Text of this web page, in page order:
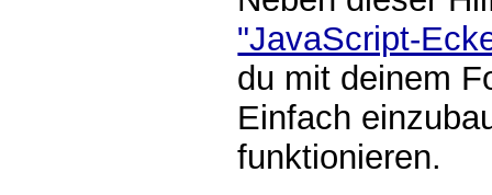
"JavaScript-
du mit deinem
Einfach
funktionieren.